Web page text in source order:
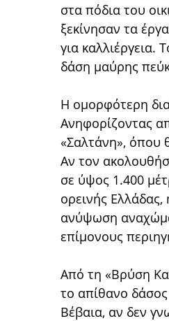
στα πόδια του
ξεκίνησαν τα
για
δάση μαύρης
Η ομορφότερη
Ανηφορίζοντας
«Σαλτάνη», όπου
Αν τον
σε ύψος 1.400
ορεινής
ανύψωση
επίμονους
Από τη «Βρύση
το απίθανο
Βέβαια, αν δεν